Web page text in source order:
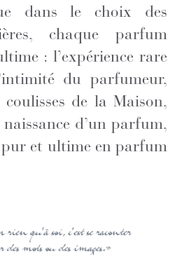
dans le choix des
chaque parfum
: l’expérience rare
du parfumeur,
de la Maison,
d’un parfum,
et ultime en parfum